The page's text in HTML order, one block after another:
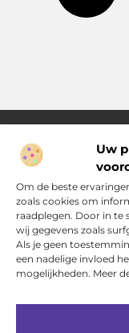
Uw
Om de beste
zoals cookies om
raadplegen. Door in
wij gegevens zoals
Als je geen
een nadelige invloed
mogelijkheden. Meer
Over
Jouw bron voor
Bij PakhuisDelft.nl
en blogs die je
eenvoudiger te
Main Links
Bericht